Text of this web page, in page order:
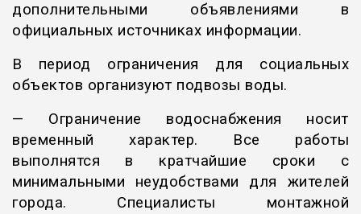
дополнительными объявлениями в
официальных источниках информации.
В период ограничения для социальных
объектов организуют подвозы воды.
— Ограничение водоснабжения носит
временный характер. Все работы
выполнятся в кратчайшие сроки с
минимальными неудобствами для жителей
города. Специалисты монтажной